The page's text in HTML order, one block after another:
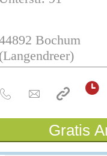
Bochum
Gratis